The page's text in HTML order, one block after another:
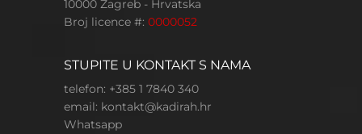
10000 Zagreb - Hrvatska
Broj licence #: 0000052
STUPITE U KONTAKT S NAMA
telefon: +385 1 7840 340
email: kontakt@kadirah.hr
Whatsapp